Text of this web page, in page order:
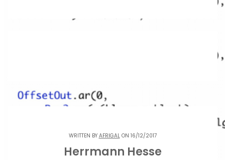
WRITTEN BY AFRIGALON 16/12/2017
Herrmann Hesse